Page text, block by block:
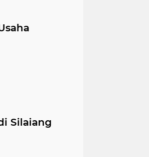
Silaiang